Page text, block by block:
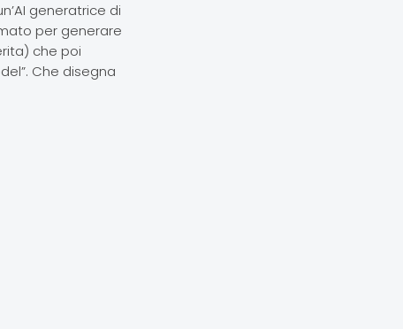
generatrice di
per generare
che poi
Che disegna